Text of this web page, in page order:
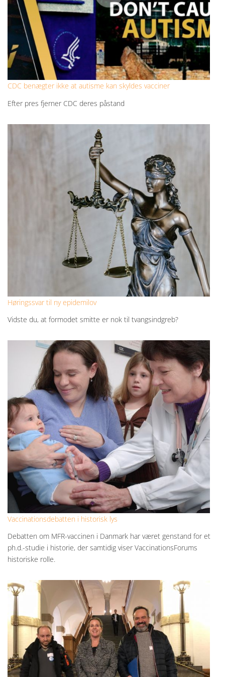
CDC benægter ikke at autisme kan skyldes vacciner
Efter pres fjerner CDC deres påstand
Høringssvar til ny epidemilov
Vidste du, at formodet smitte er nok til tvangsindgreb?
Vaccinationsdebatten i historisk lys
Debatten om MFR-vaccinen i Danmark har været genstand for et
ph.d.-studie i historie, der samtidig viser VaccinationsForums
historiske rolle.